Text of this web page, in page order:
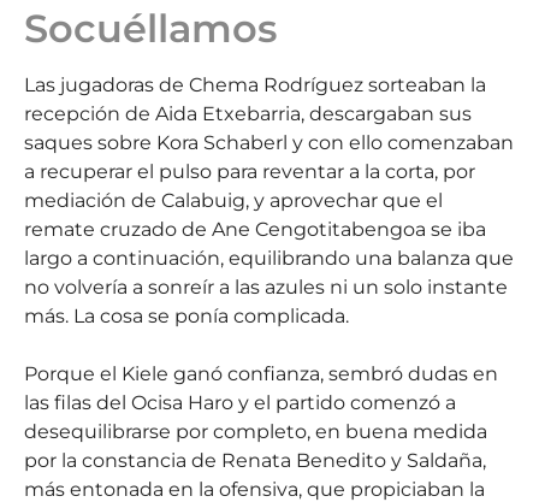
Socuéllamos
Las jugadoras de Chema Rodríguez sorteaban la
recepción de Aida Etxebarria, descargaban sus
saques sobre Kora Schaberl y con ello comenzaban
a recuperar el pulso para reventar a la corta, por
mediación de Calabuig, y aprovechar que el
remate cruzado de Ane Cengotitabengoa se iba
largo a continuación, equilibrando una balanza que
no volvería a sonreír a las azules ni un solo instante
más. La cosa se ponía complicada.
Porque el Kiele ganó confianza, sembró dudas en
las filas del Ocisa Haro y el partido comenzó a
desequilibrarse por completo, en buena medida
por la constancia de Renata Benedito y Saldaña,
más entonada en la ofensiva, que propiciaban la